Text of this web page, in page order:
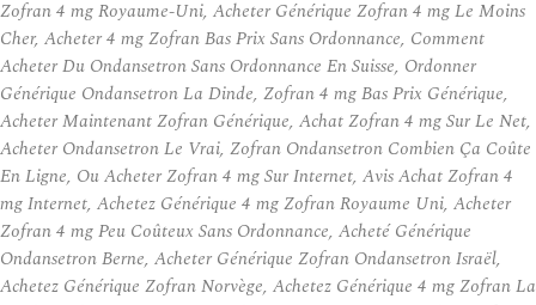
Zofran 4 mg Royaume-Uni, Acheter Générique Zofran 4 mg Le Moins
Cher, Acheter 4 mg Zofran Bas Prix Sans Ordonnance, Comment
Acheter Du Ondansetron Sans Ordonnance En Suisse, Ordonner
Générique Ondansetron La Dinde, Zofran 4 mg Bas Prix Générique,
Acheter Maintenant Zofran Générique, Achat Zofran 4 mg Sur Le Net,
Acheter Ondansetron Le Vrai, Zofran Ondansetron Combien Ça Coûte
En Ligne, Ou Acheter Zofran 4 mg Sur Internet, Avis Achat Zofran 4
mg Internet, Achetez Générique 4 mg Zofran Royaume Uni, Acheter
Zofran 4 mg Peu Coûteux Sans Ordonnance, Acheté Générique
Ondansetron Berne, Acheter Générique Zofran Ondansetron Israël,
Achetez Générique Zofran Norvège, Achetez Générique 4 mg Zofran La